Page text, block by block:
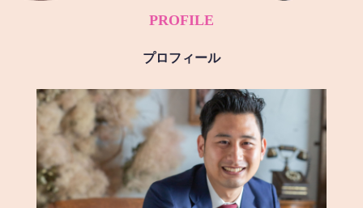
PROFILE
プロフィール